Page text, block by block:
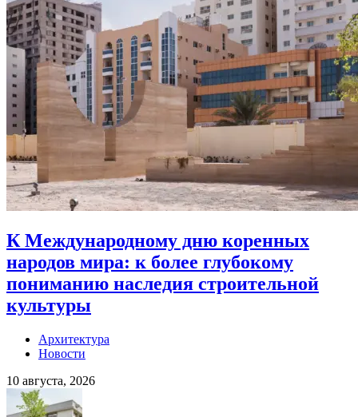
К Международному дню коренных
народов мира: к более глубокому
пониманию наследия строительной
культуры
Архитектура
Новости
10 августа, 2026